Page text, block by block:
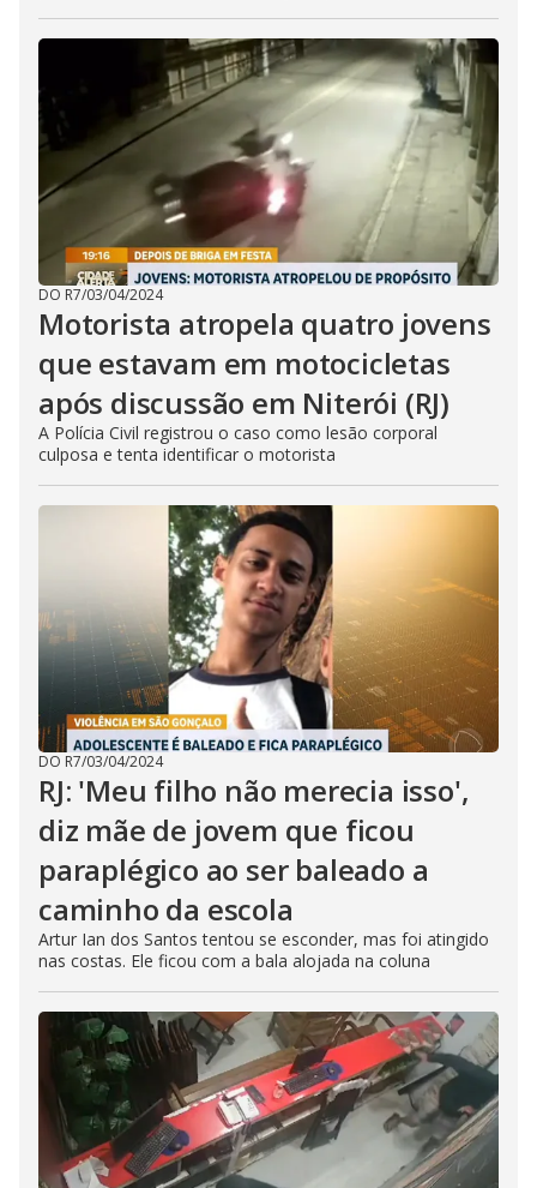
DO R7/03/04/2024
Motorista atropela quatro jovens
que estavam em motocicletas
após discussão em Niterói (RJ)
A Polícia Civil registrou o caso como lesão corporal
culposa e tenta identificar o motorista
DO R7/03/04/2024
RJ: 'Meu filho não merecia isso',
diz mãe de jovem que ficou
paraplégico ao ser baleado a
caminho da escola
Artur Ian dos Santos tentou se esconder, mas foi atingido
nas costas. Ele ficou com a bala alojada na coluna